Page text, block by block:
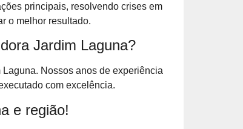
principais, resolvendo crises em
o melhor resultado.
Jardim Laguna?
Nossos anos de experiência
com excelência.
e região!